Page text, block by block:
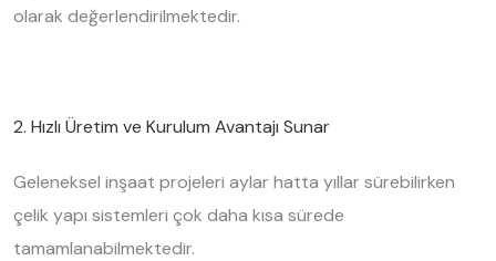
olarak değerlendirilmektedir.
2. Hızlı Üretim ve Kurulum Avantajı Sunar
Geleneksel inşaat projeleri aylar hatta yıllar sürebilirken
çelik yapı sistemleri çok daha kısa sürede
tamamlanabilmektedir.